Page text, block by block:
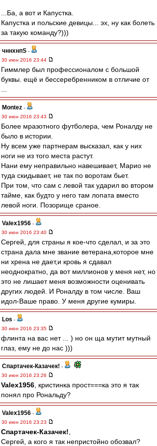
...Ба, а вот и Капустка.
Капустка и польские девицы... эх, ну как болеть
за такую команду?)))
чннхнпS -
30 июн 2016 23:44
Гиммлер был профессионалом с большой
буквы. ещё и бессеребренником в отличие от
Montez -
30 июн 2016 23:43
Более мразотного футболера, чем Роналду не
было в истории.
Ну всем уже партнерам высказал, как у них
ноги не из того места растут.
Нани ему неправильно навешивает, Марио не
туда скидывает, не так по воротам бьет.
При том, что сам с левой так ударил во втором
тайме, как будто у него там лопата вместо
левой ноги. Позорище сраное.
Valex1956 -
30 июн 2016 23:40
Сергей, для страны я кое-что сделал, и за это
страна дала мне звание ветерана,которое мне
ни хрена не дает,и кровь я сдавал
неоднократно, да вот миллионов у меня нет, но
это не лишает меня возможности оценивать
других людей. И Роналду в том числе. Ваш
идол-Ваше право. У меня другие кумиры.
Los -
30 июн 2016 23:35
флинта на вас нет ... ) но он ща мутит мутный
глаз, ему не до нас )))
Спартачек-Казачек! -
30 июн 2016 23:26
Valex1956 , кристинка прост===ка это я так
понял про Рональду?
Valex1956 -
30 июн 2016 23:23
Спартачек-Казачек!
Сергей, а кого я так непристойно обозвал?